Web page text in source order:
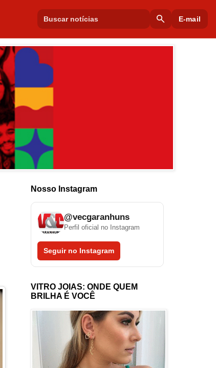
search E-mail
Nosso Instagram
@vecgaranhuns
Perfil oficial no Instagram
Seguir no Instagram
VITRO JOIAS: ONDE QUEM
BRILHA É VOCÊ